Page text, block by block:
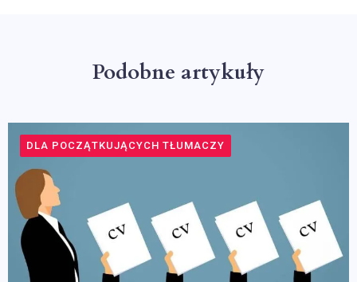
Podobne artykuły
DLA POCZĄTKUJĄCYCH TŁUMACZY